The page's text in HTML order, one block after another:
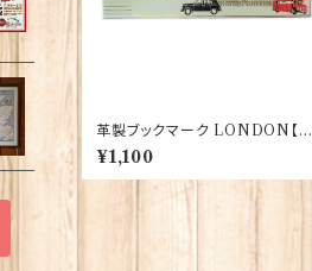
革製ブックマーク LONDON【ク
リーム】R.C.Brady 90171-CRE
AM
¥1,100